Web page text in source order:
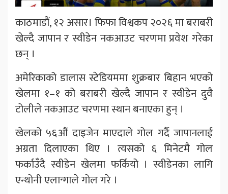
काठमाडौं, १२ असार। फिफा विश्वकप २०२६ मा बराबरी
खेल्दै जापान र स्वीडेन नकआउट चरणमा प्रवेश गरेका
छन् ।
अमेरिकाको डालास स्टेडियममा शुक्रबार बिहान भएको
खेलमा १–१ को बराबरी खेल्दै जापान र स्वीडेन दुवै
टोलीले नकआउट चरणमा स्थान बनाएका हुन् ।
खेलको ५६औं दाइजेन माएदाले गोल गर्दै जापानलाई
अग्रता दिलाएका थिए । त्यसको ६ मिनेटमै गोल
फर्काउँदै स्वीडेन खेलमा फर्कियो । स्वीडेनका लागि
एन्थोनी एलान्गाले गोल गरे ।